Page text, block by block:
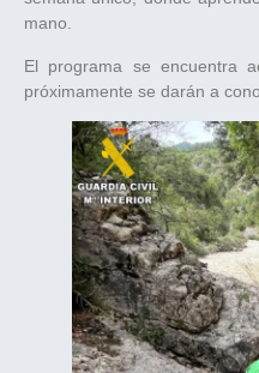
mano.
El programa se encuentra
próximamente se darán a